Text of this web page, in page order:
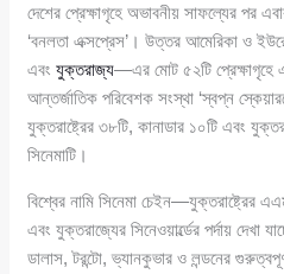
দেশের প্রেক্ষাগৃহে অভাবনীয় সাফল্যের পর
‘বনলতা এক্সপ্রেস’। উত্তর আমেরিকা ও
এবংযুক্তরাজ্য—এর মোট ৫২টি প্রেক্ষাগৃহে
আন্তর্জাতিক পরিবেশক সংস্থা ‘স্বপ্ন
যুক্তরাষ্ট্রের ৩৮টি, কানাডার ১০টি এবং
সিনেমাটি।
বিশ্বের নামি সিনেমা চেইন—যুক্তরাষ্ট্রের
এবং যুক্তরাজ্যের সিনেওয়ার্ল্ডের পর্দায় দেখা
ডালাস, টরন্টো, ভ্যানকুভার ও লন্ডনের